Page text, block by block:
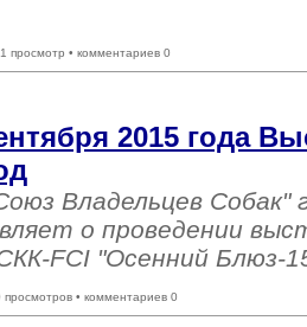
просмотр • комментариев 0
2015 года
Владельцев Собак"
о проведении
FCI "Осенний Блюз-
просмотров • комментариев 0